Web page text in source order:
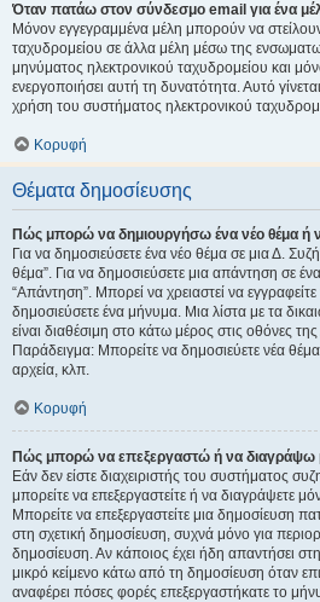
Όταν πατάω στον σύνδεσμο email για ένα
Μόνον εγγεγραμμένα μέλη μπορούν να
ταχυδρομείου σε άλλα μέλη μέσω της
μηνύματος ηλεκτρονικού ταχυδρομείου και
ενεργοποιήσει αυτή τη δυνατότητα. Αυτό
χρήση του συστήματος ηλεκτρονικού
Κορυφή
Θέματα δημοσίευσης
Πώς μπορώ να δημιουργήσω ένα νέο θέμα ή
Για να δημοσιεύσετε ένα νέο θέμα σε μια Δ.
θέμα”. Για να δημοσιεύσετε μια απάντηση σε
“Απάντηση”. Μπορεί να χρειαστεί να
δημοσιεύσετε ένα μήνυμα. Μια λίστα με τα
είναι διαθέσιμη στο κάτω μέρος στις οθόνες
Παράδειγμα: Μπορείτε να δημοσιεύετε νέα
αρχεία, κλπ.
Κορυφή
Πώς μπορώ να επεξεργαστώ ή να διαγράψω
Εάν δεν είστε διαχειριστής του συστήματος
μπορείτε να επεξεργαστείτε ή να διαγράψετε
Μπορείτε να επεξεργαστείτε μια δημοσίευση
στη σχετική δημοσίευση, συχνά μόνο για
δημοσίευση. Αν κάποιος έχει ήδη απαντήσει
μικρό κείμενο κάτω από τη δημοσίευση όταν
αναφέρει πόσες φορές επεξεργαστήκατε το